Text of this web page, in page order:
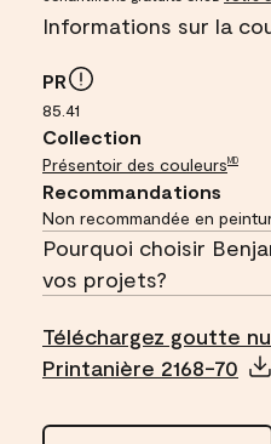
Informations sur la
PR
85.41
Collection
Présentoir des couleursMD
Recommandations
Non recommandée en
Pourquoi choisir
vos projets?
Téléchargez goutte
Printanière 2168-70